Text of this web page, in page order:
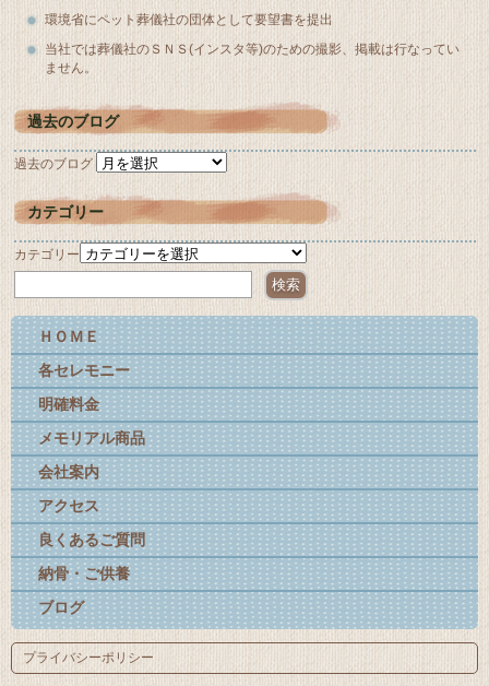
環境省にペット葬儀社の団体として要望書を提出
当社では葬儀社のＳＮＳ(インスタ等)のための撮影、掲載は行なってい
ません。
過去のブログ
過去のブログ
カテゴリー
カテゴリー
ＨＯＭＥ
各セレモニー
明確料金
メモリアル商品
会社案内
アクセス
良くあるご質問
納骨・ご供養
ブログ
プライバシーポリシー